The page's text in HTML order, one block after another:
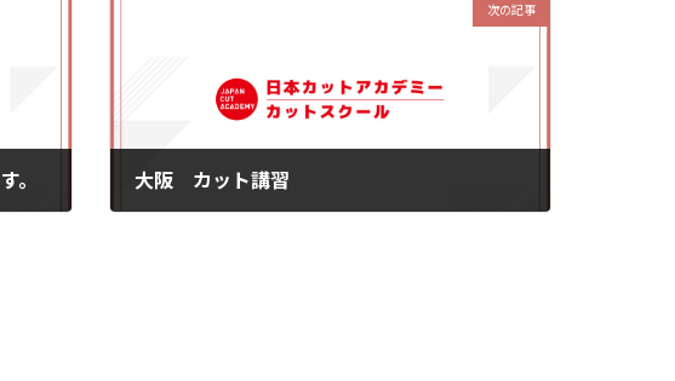
。
次の記事
大阪 カット講習